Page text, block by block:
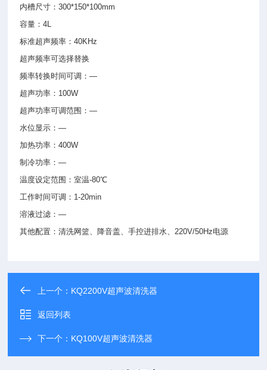
内槽尺寸：300*150*100mm
容量：4L
标准超声频率：40KHz
超声频率可选择替换
频率转换时间可调：—
超声功率：100W
超声功率可调范围：—
水位显示：—
加热功率：400W
制冷功率：—
温度设定范围：室温-80℃
工作时间可调：1-20min
溶液过滤：—
其他配置：清洗网篮、降音盖、手控进排水、220V/50Hz电源
上一个： KQ2200V超声波清洗器
返回列表
下一个： KQ100V超声波清洗器